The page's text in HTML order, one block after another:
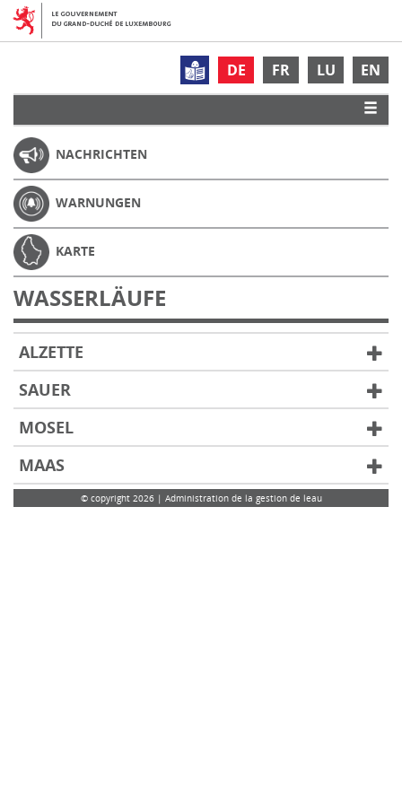
DE FR LU EN
NACHRICHTEN
WARNUNGEN
KARTE
WASSERLÄUFE
ALZETTE
SAUER
MOSEL
MAAS
© copyright 2026 | Administration de la gestion de leau